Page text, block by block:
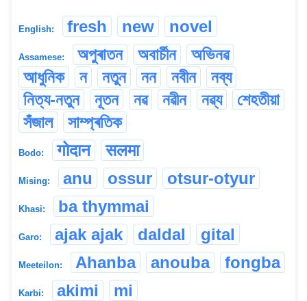
English: fresh new novel
Assamese: অপুৰাতন অবাৰ্চীন
অভিনৱ
আধুনিক
ন নতুন নন নবীন
নব্য
নিত্য-নতুন
নূতন নৱ নৱীন নৱ্য
শেহতীয়া
সঁজাল
সাম্প্ৰতিক
Bodo: गोदान सलमा
Mising: anu ossur otsur-otyur
Khasi: ba thymmai
Garo: ajak ajak daldal gital
Meeteilon: Ahanba anouba fongba
Karbi: akimi mi